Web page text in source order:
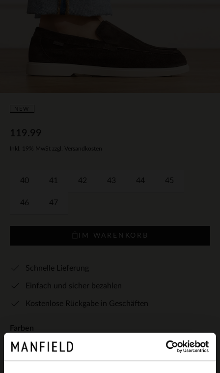
NEW
119.99
Inkl. 19% MwSt zzgl. Versandkosten
40 41 42 43 44 45
46 47
IM WARENKORB
Schnelle Lieferung
Einfach und sicher bezahlen
Kostenlose Rückgabe in Geschäften
Farben